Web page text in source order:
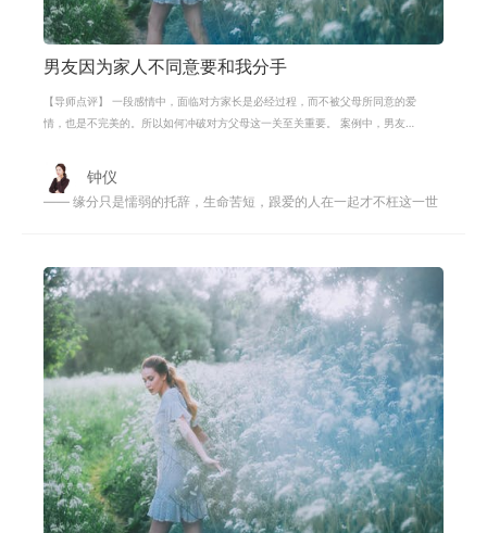
男友因为家人不同意要和我分手
【导师点评】 一段感情中，面临对方家长是必经过程，而不被父母所同意的爱
情，也是不完美的。所以如何冲破对方父母这一关至关重要。 案例中，男友因
钟仪
—— 缘分只是懦弱的托辞，生命苦短，跟爱的人在一起才不枉这一世